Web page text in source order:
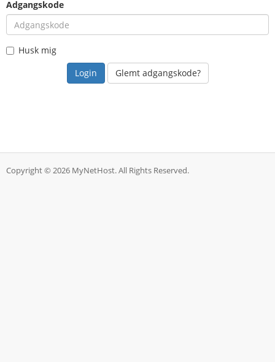
Adgangskode
Husk mig
Glemt adgangskode?
Copyright © 2026 MyNetHost. All Rights Reserved.